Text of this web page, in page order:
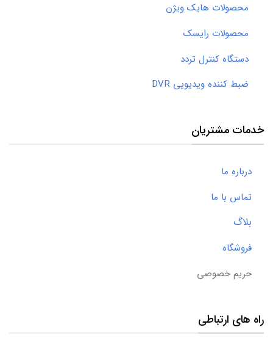
محصولات هایک ویژن
محصولات رایسک
دستگاه کنترل تردد
ضبط کننده ویدیویی DVR
خدمات مشتریان
درباره ما
تماس با ما
بلاگ
فروشگاه
حریم خصوصی
راه های ارتباطی